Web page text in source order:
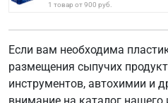
1 товар от 900 руб.
Если вам необходима
размещения сыпучих
инструментов, автохимии и